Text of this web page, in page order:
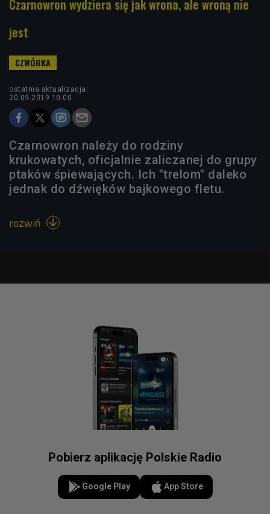
Czarnowron wydziera się jak wrona, ale wroną nie
jest
ostatnia aktualizacja:
20.09.2019 10:00
Czarnowron należy do rodziny
krukowatych, oficjalnie zaliczanej do grupy
ptaków śpiewających. Ich "trelom" daleko
jednak do dźwięków bajkowego fletu.
rozwiń 
Pobierz aplikację Polskie Radio
Google Play App Store